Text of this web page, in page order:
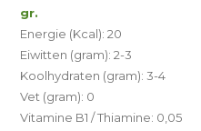
gr.
Energie (Kcal): 20
Eiwitten (gram): 2-3
Koolhydraten (gram): 3-4
Vet (gram): 0
Vitamine B1 / Thiamine: 0,05